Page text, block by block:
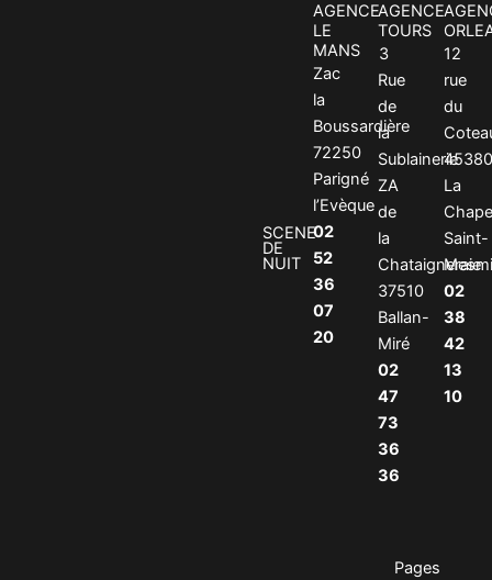
SCENE
DE
NUIT
AGENCE
LE
MANS
Zac
la
Boussardière
72250
Parigné
l’Evèque
02
52
36
07
20
AGENCE
TOURS
3
Rue
de
la
Sublainerie
ZA
de
la
Chataigneraie
37510
Ballan-
Miré
02
47
73
36
36
12
rue
du
45380
La
Saint-
02
38
42
13
10
Pages